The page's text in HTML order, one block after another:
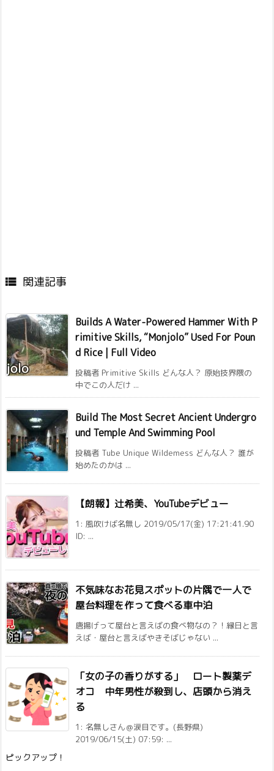
 関連記事
Builds A Water-Powered Hammer With P
rimitive Skills, “Monjolo” Used For Poun
d Rice | Full Video
投稿者 Primitive Skills どんな人？ 原始技界隈の
中でこの人だけ ...
Build The Most Secret Ancient Undergro
und Temple And Swimming Pool
投稿者 Tube Unique Wildemess どんな人？ 誰が
始めたのかは ...
【朗報】辻希美、YouTubeデビュー
1: 風吹けば名無し 2019/05/17(金) 17:21:41.90
ID: ...
不気味なお花見スポットの片隅で一人で
屋台料理を作って食べる車中泊
唐揚げって屋台と言えばの食べ物なの？！縁日と言
えば・屋台と言えばやきそばじゃない ...
「女の子の香りがする」 ロート製薬デ
オコ 中年男性が殺到し、店頭から消え
る
1: 名無しさん＠涙目です。(長野県)
2019/06/15(土) 07:59: ...
ピックアップ！